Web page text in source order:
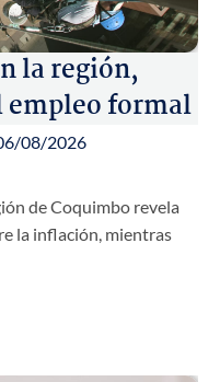
la región,
empleo formal
08/2026
de Coquimbo revela
la inflación, mientras